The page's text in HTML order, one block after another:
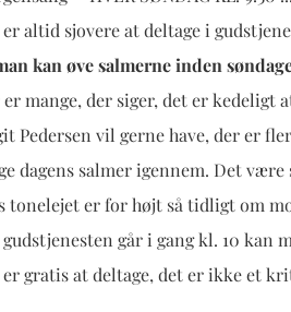
altid sjovere at deltage i
kan øve salmerne inden
er mange, der siger, det er kedeligt
Pedersen vil gerne have, der er
dagens salmer igennem. Det være
tonelejet er for højt så tidligt om
gudstjenesten går i gang kl. 10 kan
gratis at deltage, det er ikke et